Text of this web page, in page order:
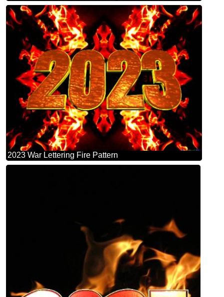
2023 War Lettering Fire Pattern